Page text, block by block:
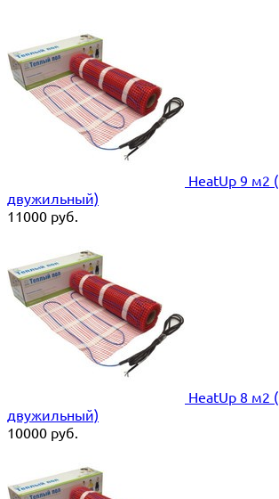
HeatUp 9 м2
двужильный)
11000 руб.
HeatUp 8 м2
двужильный)
10000 руб.